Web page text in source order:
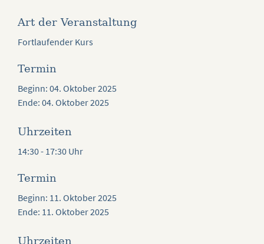
Art der Veranstaltung
Fortlaufender Kurs
Termin
Beginn: 04. Oktober 2025
Ende: 04. Oktober 2025
Uhrzeiten
14:30 - 17:30 Uhr
Termin
Beginn: 11. Oktober 2025
Ende: 11. Oktober 2025
Uhrzeiten